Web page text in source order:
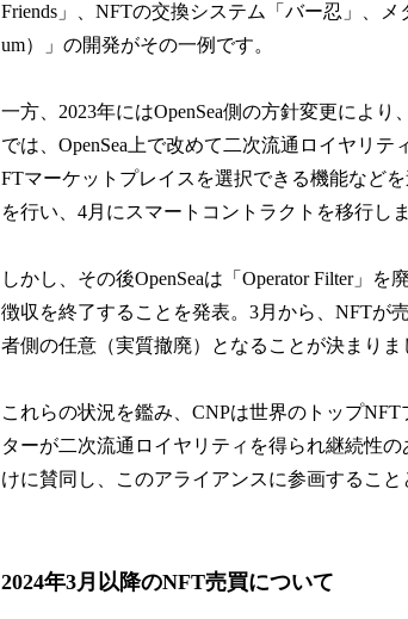
Friends」、NFTの交換システム「バー忍」、
um）」の開発がその一例です。
一方、2023年にはOpenSea側の方針変更によ
では、OpenSea上で改めて二次流通ロイヤリ
FTマーケットプレイスを選択できる機能など
を行い、4月にスマートコントラクトを移行しま
しかし、その後OpenSeaは「Operator Filter」
徴収を終了することを発表。3月から、NFTが
者側の任意（実質撤廃）となることが決まりま
これらの状況を鑑み、CNPは世界のトップ
ターが二次流通ロイヤリティを得られ継続性
けに賛同し、このアライアンスに参画すること
2024年3月以降のNFT売買について